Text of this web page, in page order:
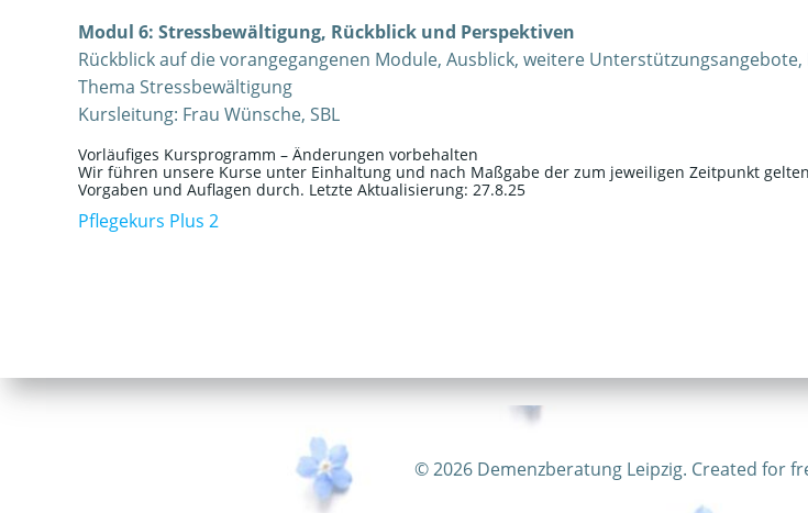
Modul 6: Stressbewältigung, Rückblick und Perspektiven
Rückblick auf die vorangegangenen Module, Ausblick, weitere Unterstützungsangebote,
Thema Stressbewältigung
Kursleitung: Frau Wünsche, SBL
Vorläufiges Kursprogramm – Änderungen vorbehalten
Wir führen unsere Kurse unter Einhaltung und nach Maßgabe der zum jeweiligen Zeitpunkt
Vorgaben und Auflagen durch. Letzte Aktualisierung: 27.8.25
Pflegekurs Plus 2
© 2026 Demenzberatung Leipzig. Created for